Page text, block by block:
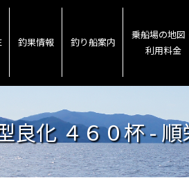
釣果情報 釣り船案内
乗船場の地図
利用料金
良化 ４６０杯 - 順